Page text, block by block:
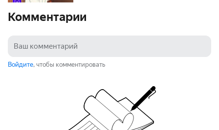
Комментарии
Войдите, чтобы комментировать